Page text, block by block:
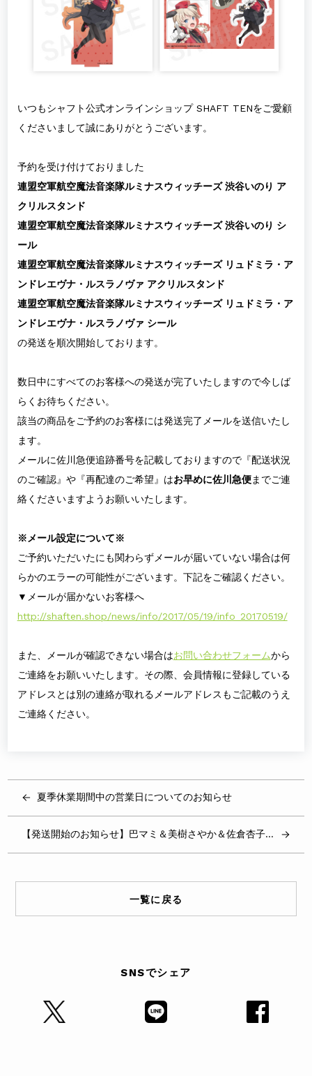
いつもシャフト公式オンラインショップ SHAFT TENをご愛顧
くださいまして誠にありがとうございます。
予約を受け付けておりました
連盟空軍航空魔法音楽隊ルミナスウィッチーズ 渋谷いのり ア
クリルスタンド
連盟空軍航空魔法音楽隊ルミナスウィッチーズ 渋谷いのり シ
ール
連盟空軍航空魔法音楽隊ルミナスウィッチーズ リュドミラ・ア
ンドレエヴナ・ルスラノヴァ アクリルスタンド
連盟空軍航空魔法音楽隊ルミナスウィッチーズ リュドミラ・ア
ンドレエヴナ・ルスラノヴァ シール
の発送を順次開始しております。
数日中にすべてのお客様への発送が完了いたしますので今しば
らくお待ちください。
該当の商品をご予約のお客様には発送完了メールを送信いたし
ます。
メールに佐川急便追跡番号を記載しておりますので『配送状況
のご確認』や『再配達のご希望』はお早めに佐川急便までご連
絡くださいますようお願いいたします。
※メール設定について※
ご予約いただいたにも関わらずメールが届いていない場合は何
らかのエラーの可能性がございます。下記をご確認ください。
▼メールが届かないお客様へ
http://shaften.shop/news/info/2017/05/19/info_20170519/
また、メールが確認できない場合はお問い合わせフォームから
ご連絡をお願いいたします。その際、会員情報に登録している
アドレスとは別の連絡が取れるメールアドレスもご記載のうえ
ご連絡ください。
夏季休業期間中の営業日についてのお知らせ
【発送開始のお知らせ】巴マミ＆美樹さやか＆佐倉杏子アクリルスタンド
一覧に戻る
SNSでシェア